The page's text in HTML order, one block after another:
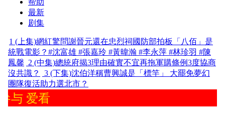
最新
剧集
1 (上集)網紅驚問謝晉元還在忠烈祠國防部拍板「八佰」是
統戰電影？#沈富雄 #張嘉玲 #黃暐瀚 #李永萍 #林珍羽 #陳
鳳馨 2 (中集)總統府揭3理由確實不宜再拖軍購條例3度協商
沒共識？
3 (下集)沈伯洋稱曹興誠是「標竿」 大罷免夢幻
團隊復活助力選北市？
参与 爱看